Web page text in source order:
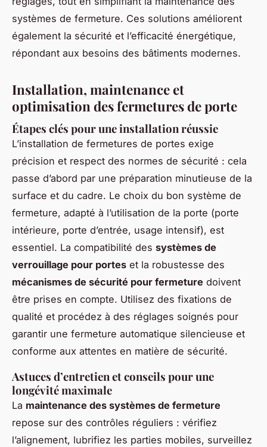
systèmes de fermeture. Ces solutions améliorent
également la sécurité et l’efficacité énergétique,
répondant aux besoins des bâtiments modernes.
Installation, maintenance et
optimisation des fermetures de porte
Étapes clés pour une installation réussie
L’installation de fermetures de portes exige
précision et respect des normes de sécurité : cela
passe d’abord par une préparation minutieuse de la
surface et du cadre. Le choix du bon système de
fermeture, adapté à l’utilisation de la porte (porte
intérieure, porte d’entrée, usage intensif), est
essentiel. La compatibilité des systèmes de
verrouillage pour portes et la robustesse des
mécanismes de sécurité pour fermeture doivent
être prises en compte. Utilisez des fixations de
qualité et procédez à des réglages soignés pour
garantir une fermeture automatique silencieuse et
conforme aux attentes en matière de sécurité.
Astuces d’entretien et conseils pour une
longévité maximale
La maintenance des systèmes de fermeture
repose sur des contrôles réguliers : vérifiez
l’alignement, lubrifiez les parties mobiles, surveillez